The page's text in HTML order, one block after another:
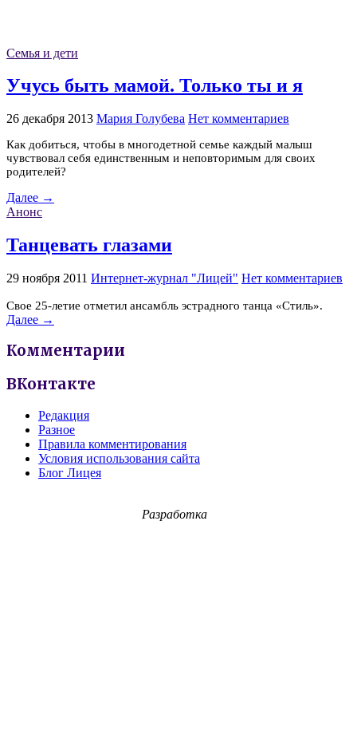
Семья и дети
Учусь быть мамой. Только ты и я
26 декабря 2013 Мария Голубева Нет комментариев
Как добиться, чтобы в многодетной семье каждый малыш
чувствовал себя единственным и неповторимым для своих
родителей?
Далее →
Анонс
Танцевать глазами
29 ноября 2011 Интернет-журнал "Лицей" Нет комментариев
Свое 25-летие отметил ансамбль эстрадного танца «Стиль».
Далее →
Комментарии
ВКонтакте
Редакция
Разное
Правила комментирования
Условия использования сайта
Блог Лицея
Разработка